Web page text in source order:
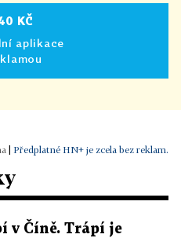
KČ
aplikace
Předplatné HN+ je zcela bez reklam.
v Číně. Trápí je